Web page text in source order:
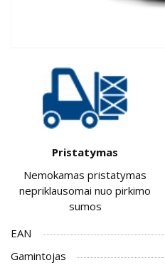
Pristatymas
Nemokamas pristatymas
nepriklausomai nuo pirkimo
sumos
EAN
Gamintojas